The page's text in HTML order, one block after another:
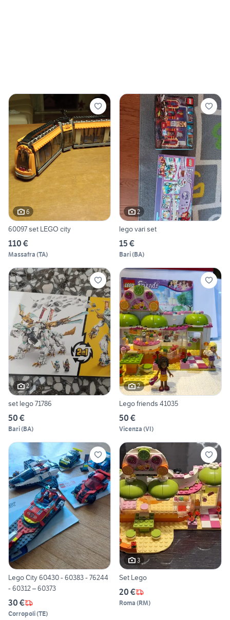
6
60097 set LEGO city
110 €
Massafra (TA)
2
lego vari set
15 €
Bari(BA)
2
set lego 71786
50 €
Bari(BA)
2
Lego friends 41035
50 €
Vicenza (VI)
Lego City 60430 - 60383 - 76244
- 60312 – 60373
30 €
Corropoli(TE)
3
Set Lego
20 €
Roma (RM)